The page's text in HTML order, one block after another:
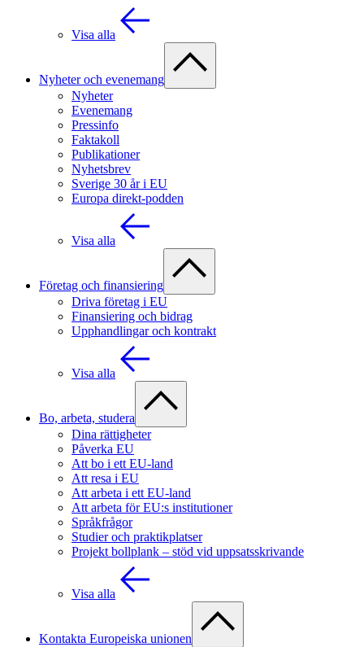
Visa alla
Nyheter och evenemang
Nyheter
Evenemang
Pressinfo
Faktakoll
Publikationer
Nyhetsbrev
Sverige 30 år i EU
Europa direkt-podden
Visa alla
Företag och finansiering
Driva företag i EU
Finansiering och bidrag
Upphandlingar och kontrakt
Visa alla
Bo, arbeta, studera
Dina rättigheter
Påverka EU
Att bo i ett EU-land
Att resa i EU
Att arbeta i ett EU-land
Att arbeta för EU:s institutioner
Språkfrågor
Studier och praktikplatser
Projekt bollplank – stöd vid uppsatsskrivande
Visa alla
Kontakta Europeiska unionen